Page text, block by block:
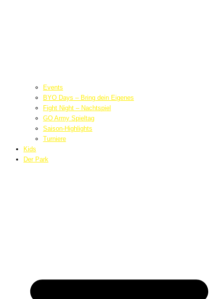
Events
BYO Days – Bring dein Eigenes
Fight Night – Nachtspiel
GO Army Spieltag
Saison-Highlights
Turniere
Kids
Der Park